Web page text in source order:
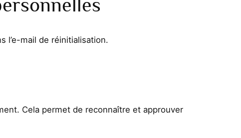
l’e-mail de réinitialisation.
Cela permet de reconnaître et approuver